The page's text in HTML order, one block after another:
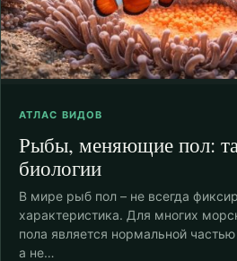
АТЛАС ВИДОВ
Рыбы, меняющие пол:
биологии
В мире рыб пол – не всегда
характеристика. Для многих
пола является нормальной
а не…